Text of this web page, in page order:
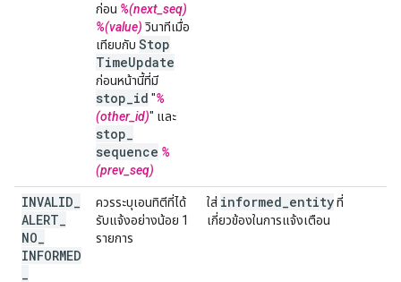
ก่อน %(next_seq)
%(value) วินาทีเมื่อ
เทียบกับ Stop
TimeUpdate
ก่อนหน้านี้ที่มี
stop id "%
(other_id)" และ
stop
sequence %
(prev_seq)
INVALID
ALERT
NO
INFORMED
ควรระบุเอนทิตีที่ได้
รับแจ้งอย่างน้อย 1
รายการ
ใส่ informed entityที่
เกี่ยวข้องในการแจ้งเตือน